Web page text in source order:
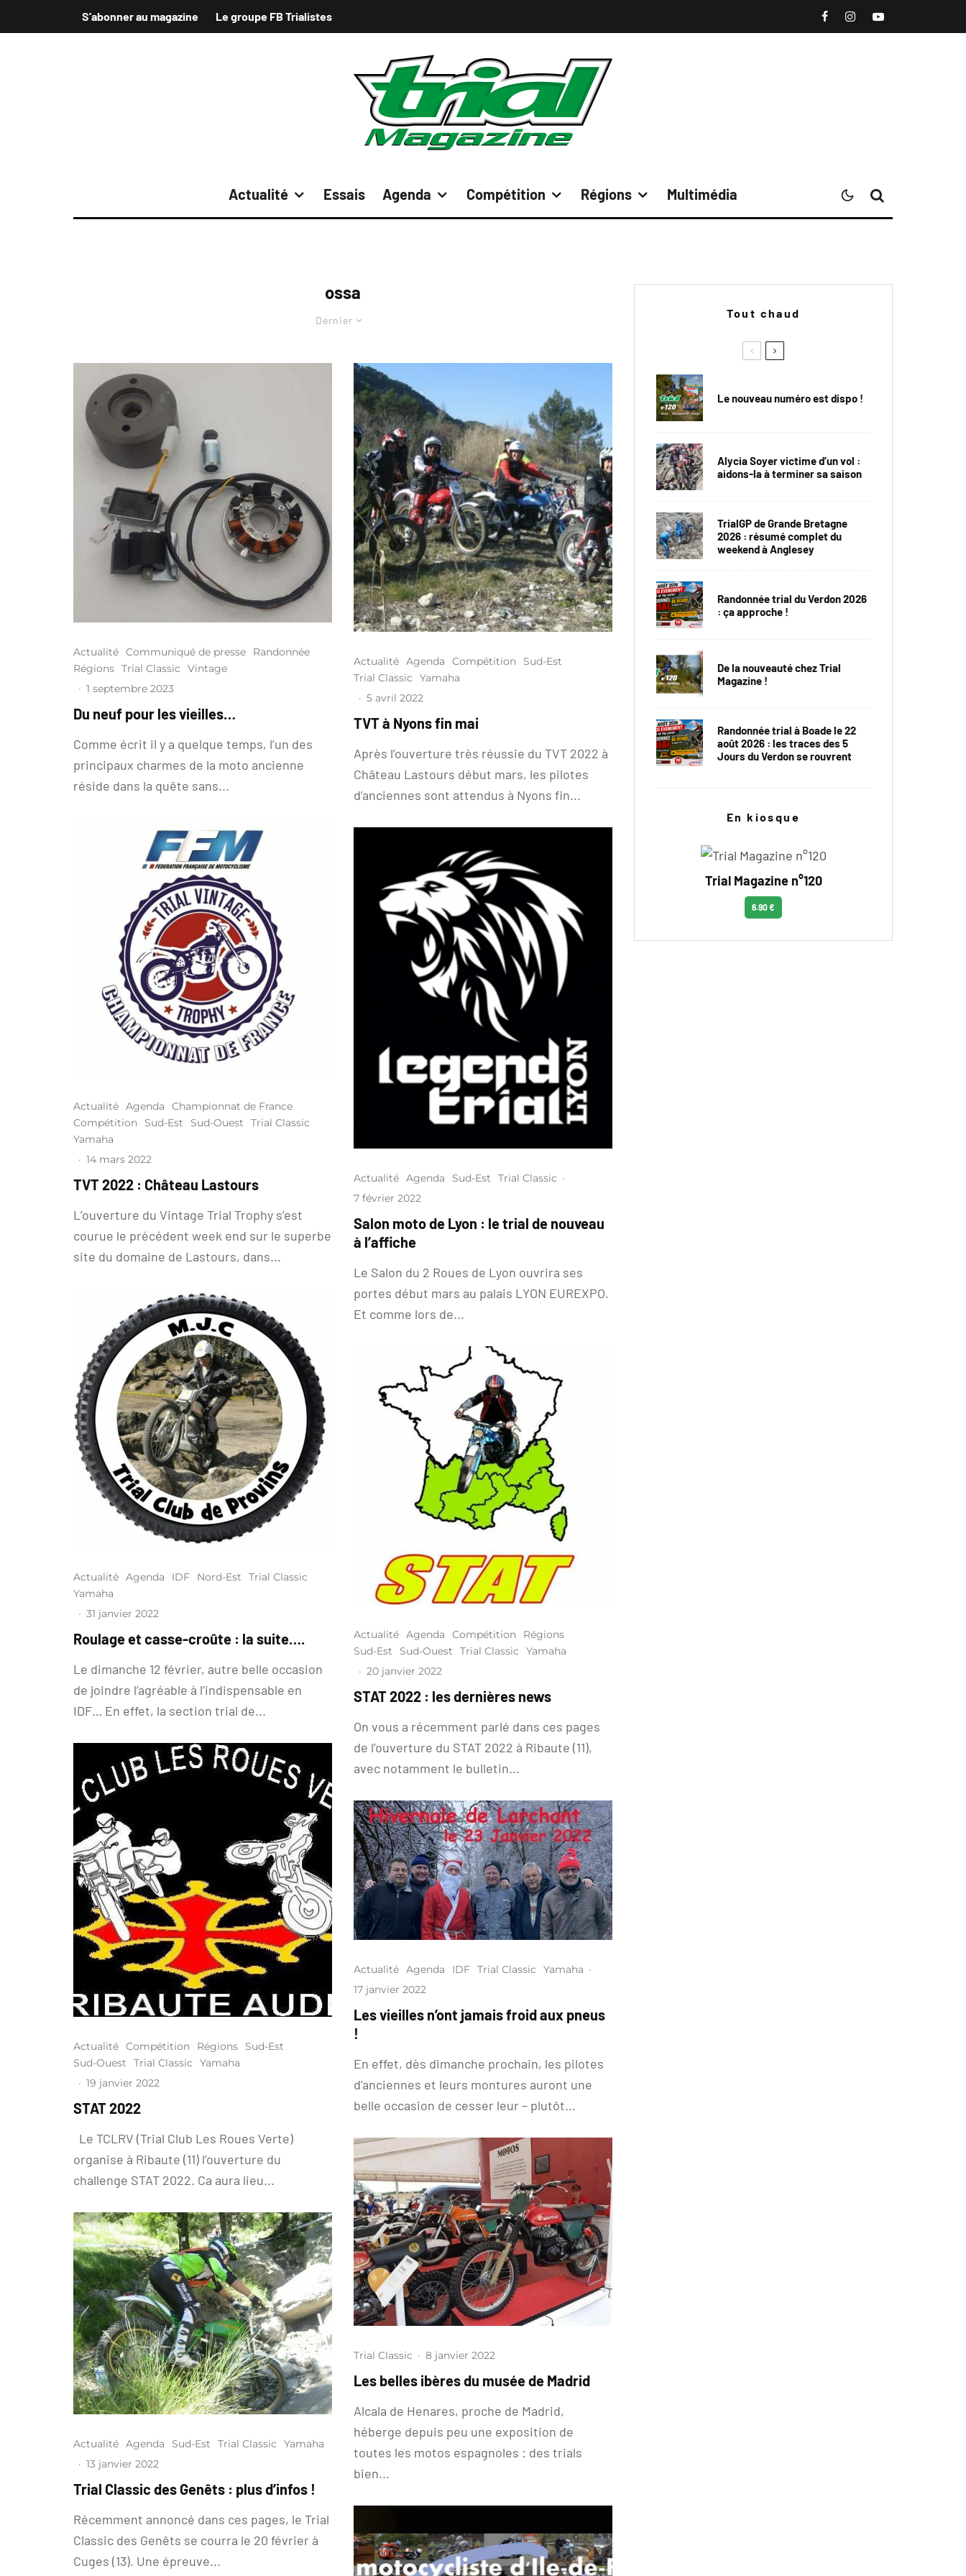
S’abonner au magazine Le groupe FB Trialistes
Actualité Essais Agenda Compétition Régions Multimédia
ossa
Dernier
Actualité Communiqué de presse
Randonnée
Régions Trial Classic
Vintage
· 1 septembre 2023
Du neuf pour les vieilles…
Comme écrit il y a quelque temps, l’un des
principaux charmes de la moto ancienne
réside dans la quête sans...
Actualité Agenda
Championnat de France
Compétition
Sud-Est Sud-Ouest
Trial Classic
Yamaha
· 14 mars 2022
TVT 2022 : Château Lastours
L’ouverture du Vintage Trial Trophy s’est
courue le précédent week end sur le superbe
site du domaine de Lastours, dans...
Actualité Agenda IDF Nord-Est
Trial Classic
Yamaha
· 31 janvier 2022
Roulage et casse-croûte : la suite….
Le dimanche 12 février, autre belle occasion
de joindre l’agréable à l’indispensable en
IDF… En effet, la section trial de...
Actualité Compétition Régions
Sud-Est
Sud-Ouest
Trial Classic
Yamaha
· 19 janvier 2022
STAT 2022
Le TCLRV (Trial Club Les Roues Verte)
organise à Ribaute (11) l’ouverture du
challenge STAT 2022. Ca aura lieu...
Actualité Agenda Sud-Est Trial Classic
Yamaha
· 13 janvier 2022
Trial Classic des Genêts : plus d’infos !
Récemment annoncé dans ces pages, le Trial
Classic des Genêts se courra le 20 février à
Cuges (13). Une épreuve...
Actualité Agenda Compétition
Sud-Est
Trial Classic
Yamaha
· 5 avril 2022
TVT à Nyons fin mai
Après l’ouverture très réussie du TVT 2022 à
Château Lastours début mars, les pilotes
d’anciennes sont attendus à Nyons fin...
Actualité Agenda Sud-Est Trial Classic ·
7 février 2022
Salon moto de Lyon : le trial de nouveau
à l’affiche
Le Salon du 2 Roues de Lyon ouvrira ses
portes début mars au palais LYON EUREXPO.
Et comme lors de...
Actualité Agenda Compétition
Régions
Sud-Est
Sud-Ouest Trial Classic
Yamaha
· 20 janvier 2022
STAT 2022 : les dernières news
On vous a récemment parlé dans ces pages
de l’ouverture du STAT 2022 à Ribaute (11),
avec notamment le bulletin...
Actualité Agenda IDF Trial Classic Yamaha ·
17 janvier 2022
Les vieilles n’ont jamais froid aux pneus
!
En effet, dès dimanche prochain, les pilotes
d’anciennes et leurs montures auront une
belle occasion de cesser leur – plutôt...
Trial Classic · 8 janvier 2022
Les belles ibères du musée de Madrid
Alcala de Henares, proche de Madrid,
héberge depuis peu une exposition de
toutes les motos espagnoles : des trials
bien...
Tout chaud
Le nouveau numéro est dispo !
Alycia Soyer victime d’un vol :
aidons-la à terminer sa saison
TrialGP de Grande Bretagne
2026 : résumé complet du
weekend à Anglesey
Randonnée trial du Verdon 2026
: ça approche !
De la nouveauté chez Trial
Magazine !
Randonnée trial à Boade le 22
août 2026 : les traces des 5
Jours du Verdon se rouvrent
En kiosque
Trial Magazine n°120
6.90 €